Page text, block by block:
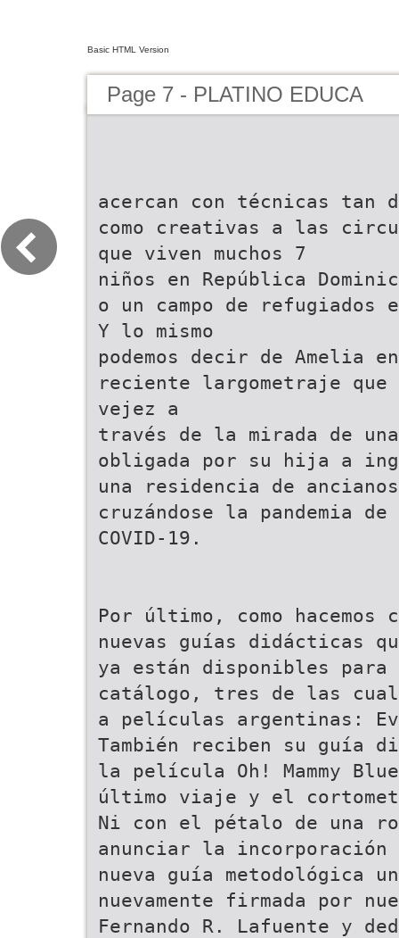
Basic HTML Version
Page 7 - PLATINO EDUCA
acercan con técnicas tan
como creativas a las
que viven muchos 7
niños en República
o un campo de refugiados
Y lo mismo
podemos decir de Amelia
reciente largometraje que
vejez a
través de la mirada de
obligada por su hija a
una residencia de
cruzándose la pandemia
COVID-19.
Por último, como hacemos
nuevas guías didácticas
ya están disponibles
catálogo, tres de las
a películas argentinas:
También reciben su guía
la película Oh! Mammy
último viaje y el
Ni con el pétalo de una
anunciar la incorporación
nueva guía metodológica
nuevamente firmada por
Fernando R. Lafuente y